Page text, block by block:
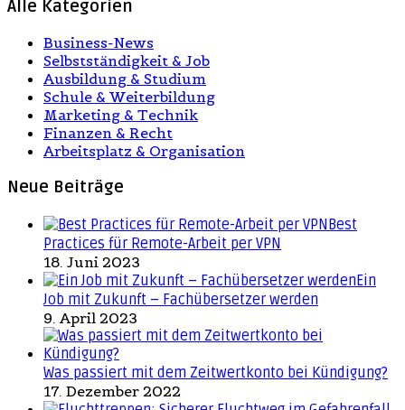
Alle Kategorien
Business-News
Selbstständigkeit & Job
Ausbildung & Studium
Schule & Weiterbildung
Marketing & Technik
Finanzen & Recht
Arbeitsplatz & Organisation
Neue Beiträge
Best
Practices für Remote-Arbeit per VPN
18. Juni 2023
Ein
Job mit Zukunft – Fachübersetzer werden
9. April 2023
Was passiert mit dem Zeitwertkonto bei Kündigung?
17. Dezember 2022